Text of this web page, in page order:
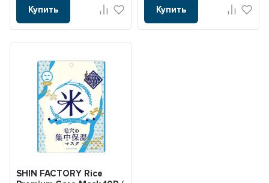
Купить Купить
SHIN FACTORY Rice